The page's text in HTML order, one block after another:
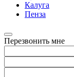
Калуга
Пенза
Перезвонить мне